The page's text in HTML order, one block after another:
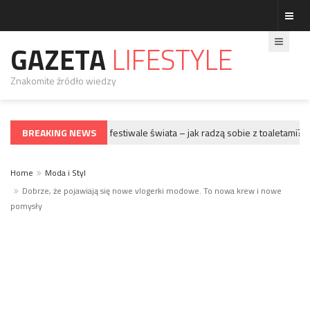
GAZETALIFESTYLE
Znakomite źródło wiedzy
BREAKING NEWS
GWIAZDY Największe festiwale świata – jak radzą sobie z toaletami?
Home
Moda i Styl
Dobrze, że pojawiają się nowe vlogerki modowe. To nowa krew i nowe
pomysły